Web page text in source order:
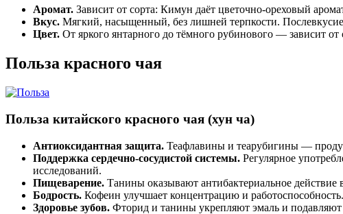
Аромат. Зависит от сорта: Кимун даёт цветочно-ореховый
Вкус. Мягкий, насыщенный, без лишней терпкости.
Цвет. От яркого янтарного до тёмного рубинового — зависит от
Польза красного чая
Польза китайского красного чая (хун ча)
Антиоксидантная защита. Теафлавины и теарубигины —
Поддержка сердечно-сосудистой системы. Регулярное
исследований.
Пищеварение. Танины оказывают антибактериальное
Бодрость. Кофеин улучшает концентрацию и
Здоровье зубов. Фторид и танины укрепляют эмаль и